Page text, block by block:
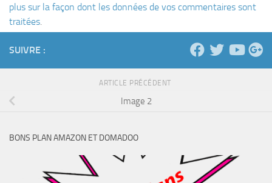
plus sur la façon dont les données de vos commentaires sont
traitées.
SUIVRE :
ARTICLE PRÉCÉDENT
Image 2
BONS PLAN AMAZON ET DOMADOO